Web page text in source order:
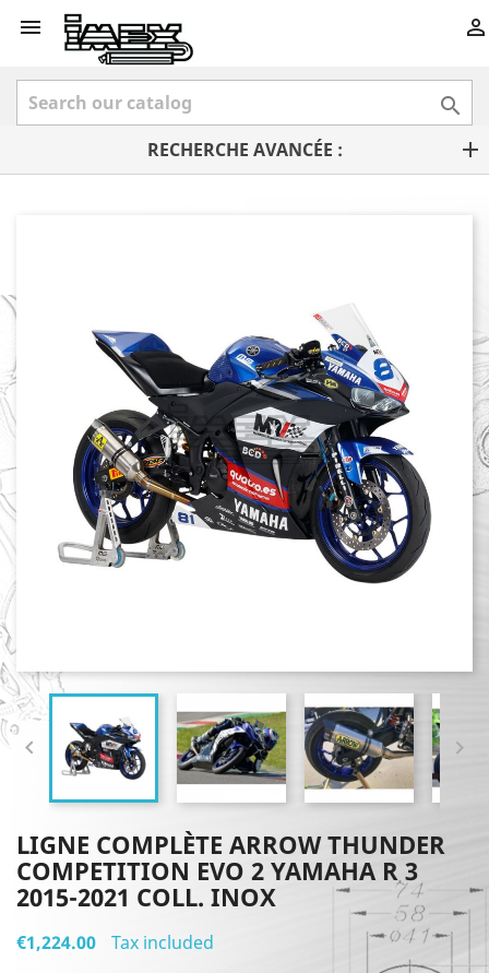
 

RECHERCHE AVANCÉE :
 
LIGNE COMPLÈTE ARROW THUNDER
COMPETITION EVO 2 YAMAHA R 3
2015-2021 COLL. INOX
€1,224.00 Tax included